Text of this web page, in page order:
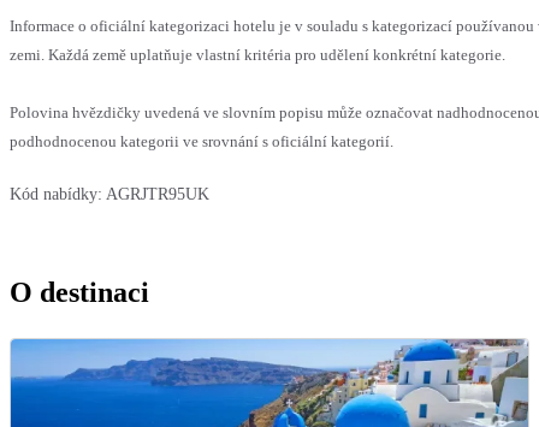
Informace o oficiální kategorizaci hotelu je v souladu s kategorizací používanou
zemi. Každá země uplatňuje vlastní kritéria pro udělení konkrétní kategorie.
Polovina hvězdičky uvedená ve slovním popisu může označovat
podhodnocenou kategorii ve srovnání s oficiální kategorií.
Kód nabídky: AGRJTR95UK
O destinaci